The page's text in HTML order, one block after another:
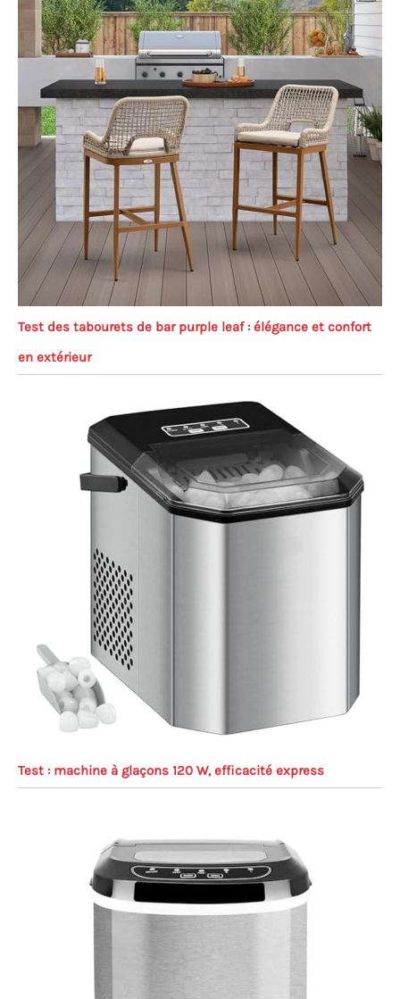
Test des tabourets de bar purple leaf : élégance et confort
en extérieur
Test : machine à glaçons 120 W, efficacité express